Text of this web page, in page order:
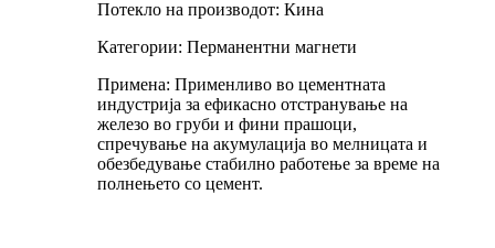
Потекло на производот: Кина
Категории: Перманентни магнети
Примена: Применливо во цементната
индустрија за ефикасно отстранување на
железо во груби и фини прашоци,
спречување на акумулација во мелницата и
обезбедување стабилно работење за време на
полнењето со цемент.